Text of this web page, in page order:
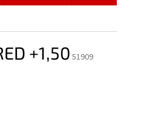
+1,50 51909